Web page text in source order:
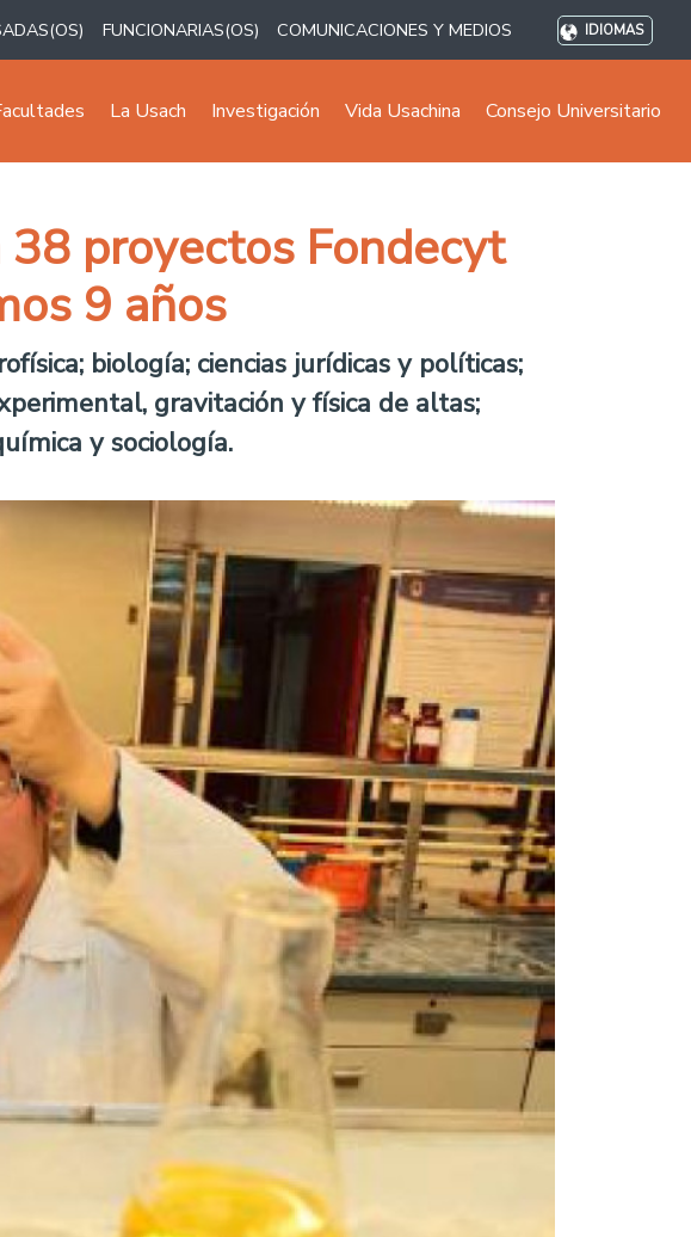
FUNCIONARIAS(OS) COMUNICACIONES Y MEDIOS IDIOMAS
La Usach Investigación Vida Usachina Consejo Universitario
proyectos Fondecyt
9 años
biología; ciencias jurídicas y políticas;
gravitación y física de altas;
y sociología.